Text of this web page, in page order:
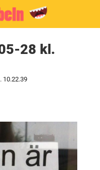
28 kl.
10.22.39